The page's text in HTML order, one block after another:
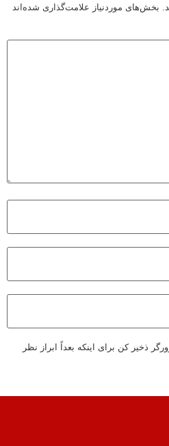
بخش‌های موردنیاز علامت‌گذاری شده‌اند
ذخیر کن برای اینکه بعداً ابراز نظر